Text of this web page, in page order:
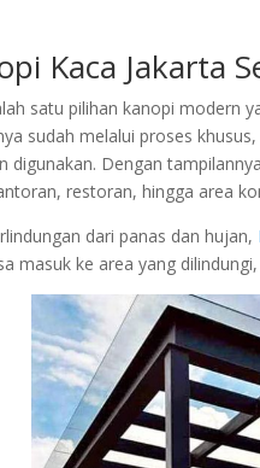
Kaca Jakarta
satu pilihan kanopi modern
sudah melalui proses
digunakan. Dengan
restoran, hingga area
dari panas dan hujan,
masuk ke area yang